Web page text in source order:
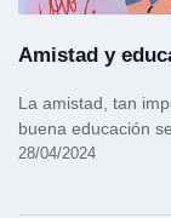
Amistad y
La amistad, tan
buena educación
28/04/2024